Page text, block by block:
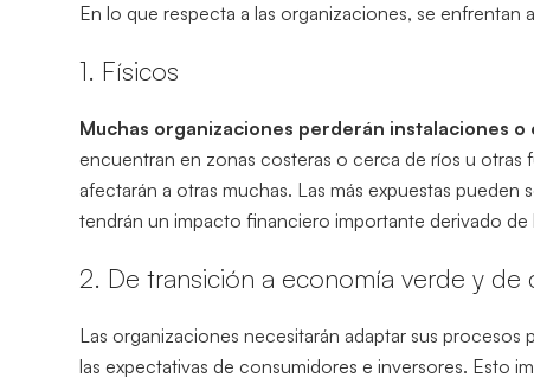
En lo que respecta a las organizaciones, se enfrentan
1. Físicos
Muchas organizaciones perderán instalaciones
encuentran en zonas costeras o cerca de ríos u otras
afectarán a otras muchas. Las más expuestas
tendrán un impacto financiero importante derivado
2. De transición a economía verde y de
Las organizaciones necesitarán adaptar sus procesos
las expectativas de consumidores e inversores. Esto